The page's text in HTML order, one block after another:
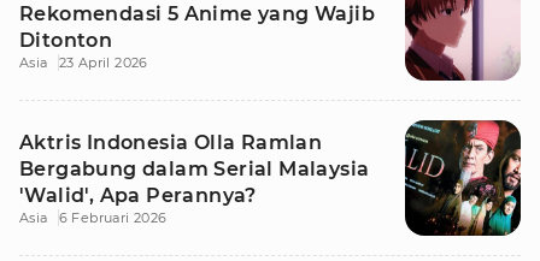
Rekomendasi 5 Anime yang Wajib
Ditonton
Asia 23 April 2026
Aktris Indonesia Olla Ramlan
Bergabung dalam Serial Malaysia
'Walid', Apa Perannya?
Asia 6 Februari 2026